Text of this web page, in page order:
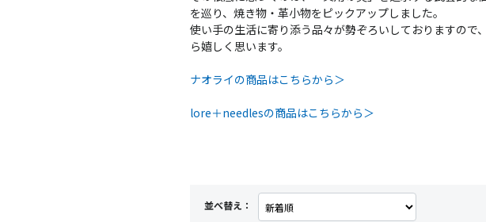
を巡り、焼き物・革小物をピックアップしました。
使い手の生活に寄り添う品々が勢ぞろいしておりますので
ら嬉しく思います。
ナオライの商品はこちらから＞
lore＋needlesの商品はこちらから＞
並べ替え：